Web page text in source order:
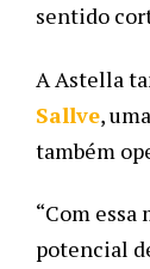
sentido
A Astella
Sallve,
também
“Com essa
potencial